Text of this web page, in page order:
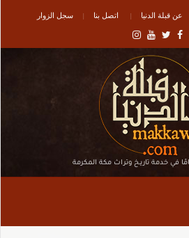
عن قبلة الدنيا اتصل بنا سجل الزوار